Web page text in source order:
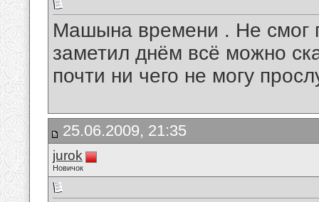
Машына времени . Не смог
заметил днём всё можно
почти ни чего не могу
25.06.2009, 21:35
jurok
Новичок